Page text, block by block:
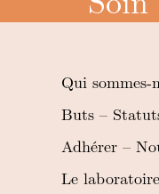
Qui sommes-
Buts –
Adhérer –
Le laboratoire